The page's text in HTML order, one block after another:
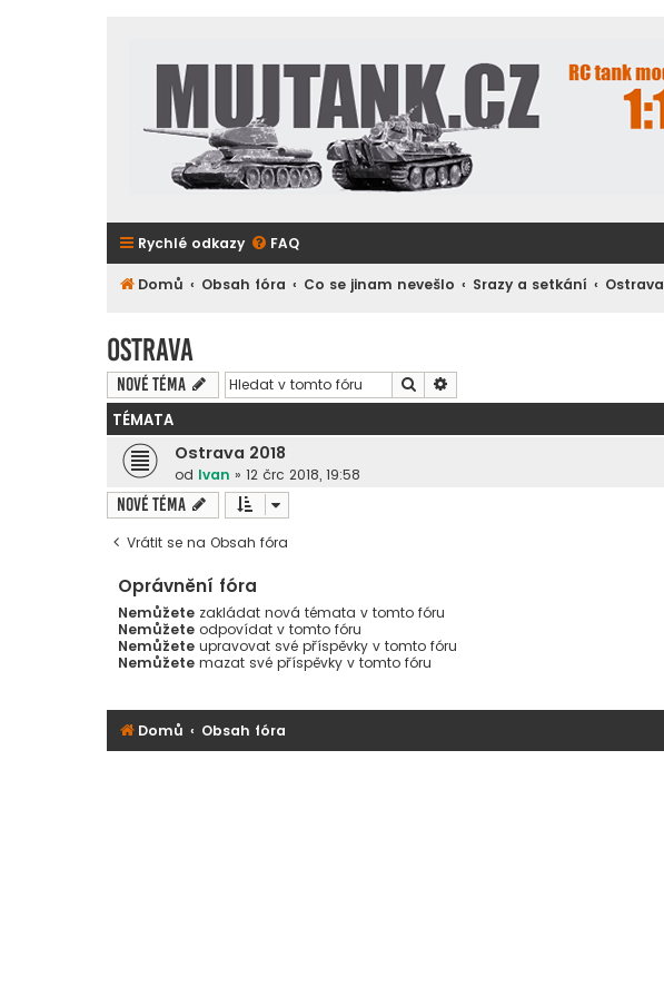
Rychlé odkazy FAQ
Domů Obsah fóra Co se jinam nevešlo Srazy a setkání Ostrava
Ostrava
Nové téma Hledat
TÉMATA
Ostrava 2018
od Ivan » 12 črc 2018, 19:58
Nové téma
Vrátit se na Obsah fóra
Oprávnění fóra
Nemůžete zakládat nová témata v tomto fóru
Nemůžete odpovídat v tomto fóru
Nemůžete upravovat své příspěvky v tomto fóru
Nemůžete mazat své příspěvky v tomto fóru
Domů Obsah fóra